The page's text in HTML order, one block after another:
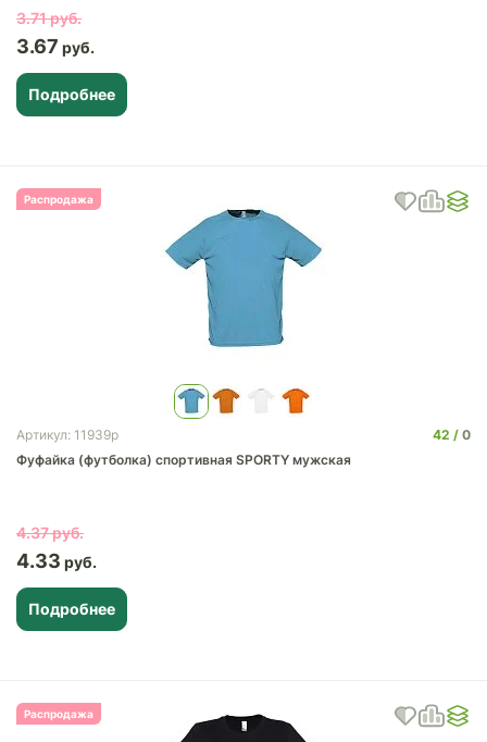
3.71
3.67
Подробнее
Распродажа
Артикул: 11939p 42
0
Фуфайка (футболка) спортивная SPORTY мужская
4.37
4.33
Подробнее
Распродажа